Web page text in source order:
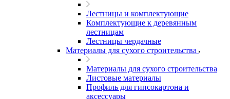
Лестницы и комплектующие
Комплектующие к деревянным
лестницам
Лестницы чердачные
Материалы для сухого строительства
Материалы для сухого строительства
Листовые материалы
Профиль для гипсокартона и
аксессуары